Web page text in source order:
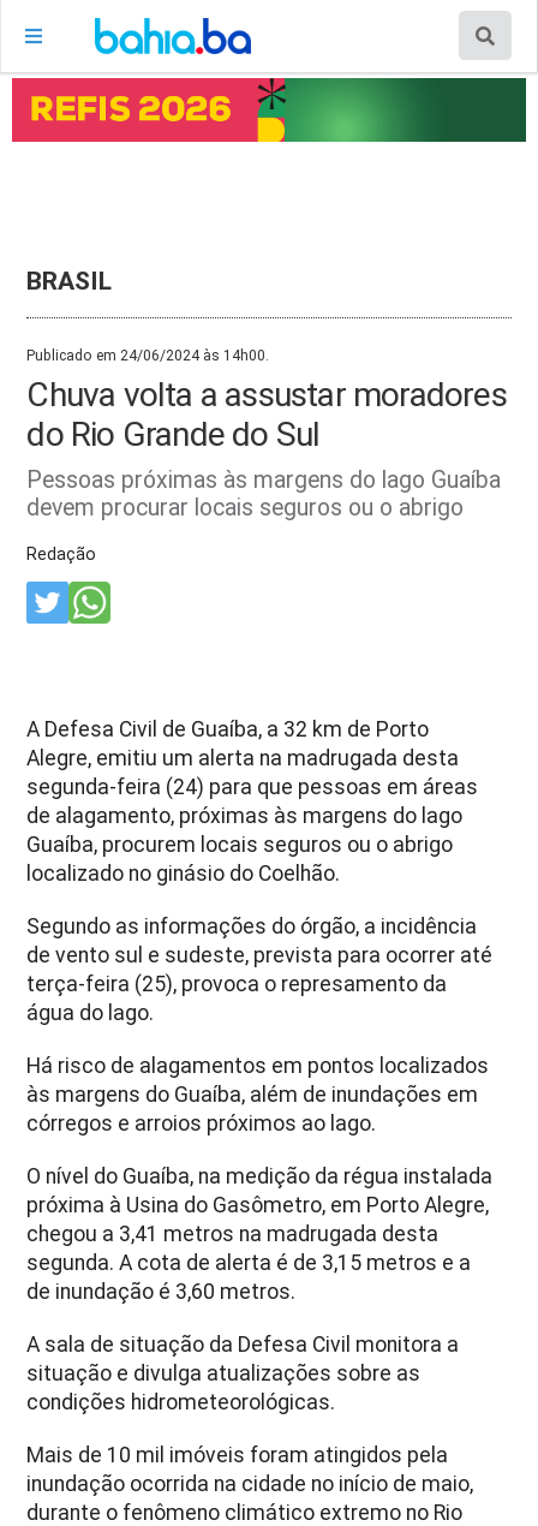
BRASIL
Publicado em 24/06/2024 às 14h00.
Chuva volta a assustar moradores
do Rio Grande do Sul
Pessoas próximas às margens do lago Guaíba
devem procurar locais seguros ou o abrigo
Redação
A Defesa Civil de Guaíba, a 32 km de Porto
Alegre, emitiu um alerta na madrugada desta
segunda-feira (24) para que pessoas em áreas
de alagamento, próximas às margens do lago
Guaíba, procurem locais seguros ou o abrigo
localizado no ginásio do Coelhão.
Segundo as informações do órgão, a incidência
de vento sul e sudeste, prevista para ocorrer até
terça-feira (25), provoca o represamento da
água do lago.
Há risco de alagamentos em pontos localizados
às margens do Guaíba, além de inundações em
córregos e arroios próximos ao lago.
O nível do Guaíba, na medição da régua instalada
próxima à Usina do Gasômetro, em Porto Alegre,
chegou a 3,41 metros na madrugada desta
segunda. A cota de alerta é de 3,15 metros e a
de inundação é 3,60 metros.
A sala de situação da Defesa Civil monitora a
situação e divulga atualizações sobre as
condições hidrometeorológicas.
Mais de 10 mil imóveis foram atingidos pela
inundação ocorrida na cidade no início de maio,
durante o fenômeno climático extremo no Rio